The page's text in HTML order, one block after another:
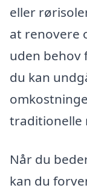
eller
at renovere
uden behov
du kan
traditionelle
Når du
kan du